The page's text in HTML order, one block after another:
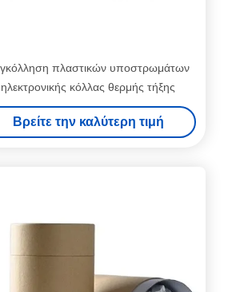
πλαστικών υποστρωμάτων
ηλεκτρονικής κόλλας θερμής τήξης
Βρείτε την καλύτερη τιμή